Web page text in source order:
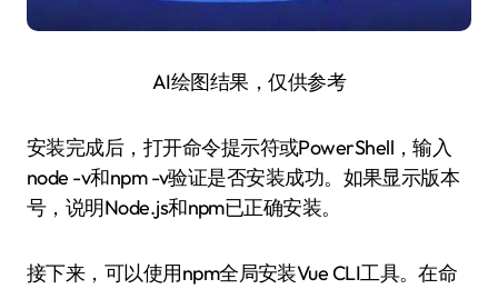
AI绘图结果，仅供参考
安装完成后，打开命令提示符或PowerShell，输入
node -v和npm -v验证是否安装成功。如果显示版本
号，说明Node.js和npm已正确安装。
接下来，可以使用npm全局安装Vue CLI工具。在命